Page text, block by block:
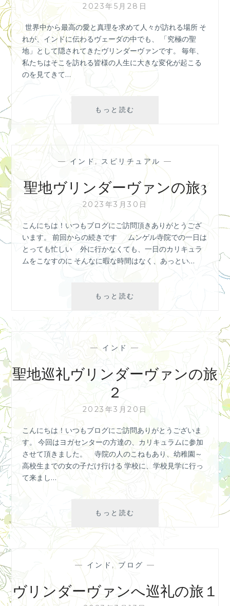
2023年5月28日
世界中から最高の愛と真理を求めて人々が訪れる場所 そ
れが、インドに伝わるヴェーダの中でも、 「究極の聖
地」として隠されてきたヴリンダーヴァンです。 毎年、
私たちはそこを訪れる皆様の人生に大きな変化が起こる
のを見てきて…
もっと読む
ト
で
星
の
き
を
見
る
部
書
か
— インド , スピリチュアル —
聖地ヴリンダーヴァンの旅3
2023年3月30日
こんにちは！いつもブログにご訪問頂きありがとうござ
います。 前回からの続きです ムンゲル寺院での一日は
とっても忙しい 外に行かなくても、一日のカリキュラ
ムをこなすのに そんなに暇な時間はなく、あっとい…
もっと読む
ヴ
リ
ン
の
旅
3
—インド —
聖地巡礼ヴリンダーヴァンの旅
２
2023年3月20日
こんにちは！いつもブログにご訪問ありがとうございま
す。 今回はヨガセンターの方達の、カリキュラムに参加
させて頂きました。 寺院の人のこねもあり、幼稚園～
高校生までの女の子だけ行ける 学校に、学校見学に行っ
て来まし…
もっと読む
リ
ダ
— インド , ブログ —
ヴリンダーヴァンへ巡礼の旅１